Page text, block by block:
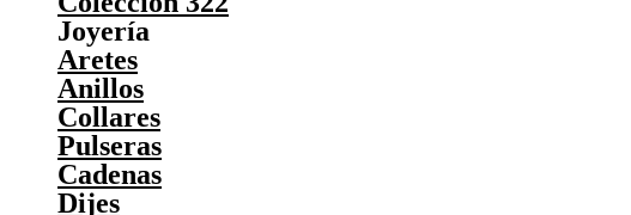
Joyería
Aretes
Anillos
Collares
Pulseras
Cadenas
Dijes